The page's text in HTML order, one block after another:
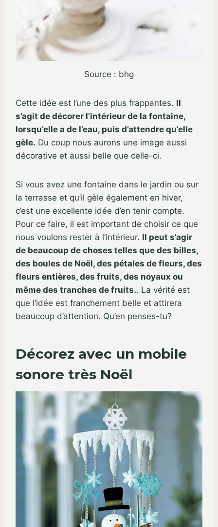
Source : bhg
Cette idée est l’une des plus frappantes. Il
s’agit de décorer l’intérieur de la fontaine,
lorsqu’elle a de l’eau, puis d’attendre qu’elle
gèle. Du coup nous aurons une image aussi
décorative et aussi belle que celle-ci.
Si vous avez une fontaine dans le jardin ou sur
la terrasse et qu’il gèle également en hiver,
c’est une excellente idée d’en tenir compte.
Pour ce faire, il est important de choisir ce que
nous voulons rester à l’intérieur. Il peut s’agir
de beaucoup de choses telles que des billes,
des boules de Noël, des pétales de fleurs, des
fleurs entières, des fruits, des noyaux ou
même des tranches de fruits.. La vérité est
que l’idée est franchement belle et attirera
beaucoup d’attention. Qu’en penses-tu?
Décorez avec un mobile
sonore très Noël